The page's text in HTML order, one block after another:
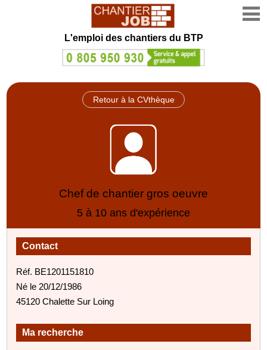
L'emploi des chantiers du BTP
Retour à la CVthèque
Chef de chantier gros oeuvre
5 à 10 ans d'expérience
Contact
Réf. BE1201151810
Né le 20/12/1986
45120 Chalette Sur Loing
Ma recherche